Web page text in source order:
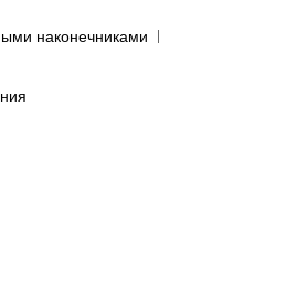
наконечниками